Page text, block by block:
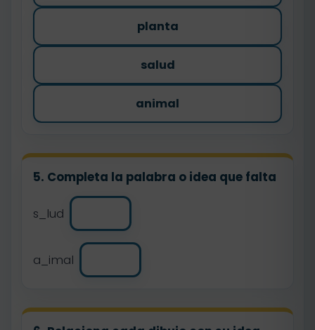
planta
salud
animal
5. Completa la palabra o idea que falta
s_lud
a_imal